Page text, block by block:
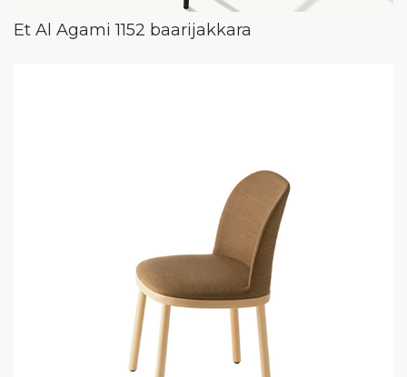
Et Al Agami 1152 baarijakkara